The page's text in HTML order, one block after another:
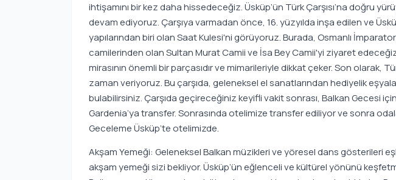
ihtişamını bir kez daha hissedeceğiz. Üsküp’ün Türk Çarşısı’na doğru
devam ediyoruz. Çarşıya varmadan önce, 16. yüzyılda inşa edilen ve
yapılarından biri olan Saat Kulesi'ni görüyoruz. Burada, Osmanlı
camilerinden olan Sultan Murat Camii ve İsa Bey Camii'yi ziyaret
mirasının önemli bir parçasıdır ve mimarileriyle dikkat çeker. Son olarak,
zaman veriyoruz. Bu çarşıda, geleneksel el sanatlarından hediyelik
bulabilirsiniz. Çarşıda geçireceğiniz keyifli vakit sonrası, Balkan Gecesi
Gardenia’ya transfer. Sonrasında otelimize transfer ediliyor ve sonra
Geceleme Üsküp’te otelimizde.
Akşam Yemeği: Geleneksel Balkan müzikleri ve yöresel dans gösterileri
akşam yemeği sizi bekliyor. Üsküp’ün eğlenceli ve kültürel yönünü